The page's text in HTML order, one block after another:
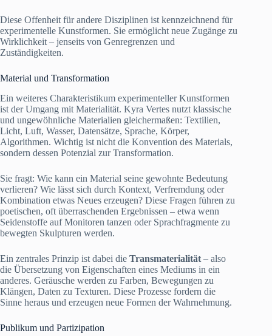
Diese Offenheit für andere Disziplinen ist kennzeichnend für
experimentelle Kunstformen. Sie ermöglicht neue Zugänge zu
Wirklichkeit – jenseits von Genregrenzen und
Zuständigkeiten.
Material und Transformation
Ein weiteres Charakteristikum experimenteller Kunstformen
ist der Umgang mit Materialität. Kyra Vertes nutzt klassische
und ungewöhnliche Materialien gleichermaßen: Textilien,
Licht, Luft, Wasser, Datensätze, Sprache, Körper,
Algorithmen. Wichtig ist nicht die Konvention des Materials,
sondern dessen Potenzial zur Transformation.
Sie fragt: Wie kann ein Material seine gewohnte Bedeutung
verlieren? Wie lässt sich durch Kontext, Verfremdung oder
Kombination etwas Neues erzeugen? Diese Fragen führen zu
poetischen, oft überraschenden Ergebnissen – etwa wenn
Seidenstoffe auf Monitoren tanzen oder Sprachfragmente zu
bewegten Skulpturen werden.
Ein zentrales Prinzip ist dabei die Transmaterialität – also
die Übersetzung von Eigenschaften eines Mediums in ein
anderes. Geräusche werden zu Farben, Bewegungen zu
Klängen, Daten zu Texturen. Diese Prozesse fordern die
Sinne heraus und erzeugen neue Formen der Wahrnehmung.
Publikum und Partizipation